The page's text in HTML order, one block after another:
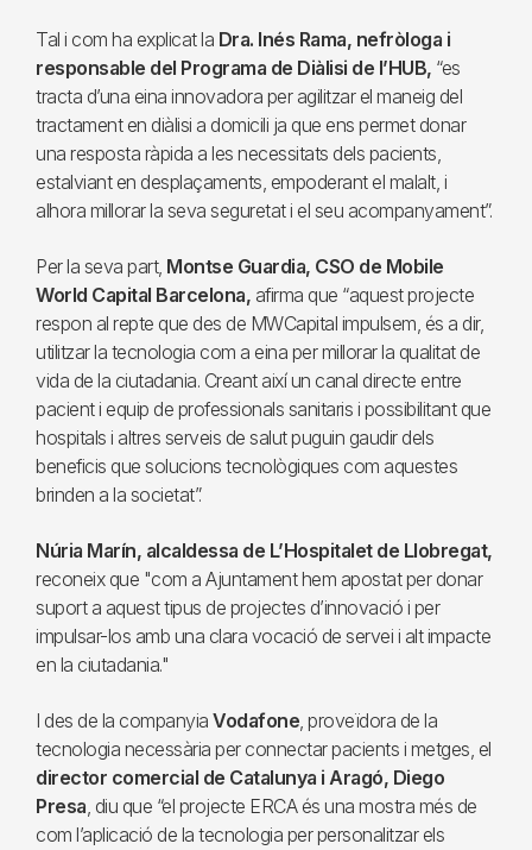
Tal i com ha explicat la Dra. Inés Rama, nefròloga i
responsable del Programa de Diàlisi de l’HUB, “es
tracta d’una eina innovadora per agilitzar el maneig del
tractament en diàlisi a domicili ja que ens permet donar
una resposta ràpida a les necessitats dels pacients,
estalviant en desplaçaments, empoderant el malalt, i
alhora millorar la seva seguretat i el seu acompanyament”.
Per la seva part, Montse Guardia, CSO de Mobile
World Capital Barcelona, afirma que “aquest projecte
respon al repte que des de MWCapital impulsem, és a dir,
utilitzar la tecnologia com a eina per millorar la qualitat de
vida de la ciutadania. Creant així un canal directe entre
pacient i equip de professionals sanitaris i possibilitant que
hospitals i altres serveis de salut puguin gaudir dels
beneficis que solucions tecnològiques com aquestes
brinden a la societat”.
Núria Marín, alcaldessa de L’Hospitalet de Llobregat,
reconeix que "com a Ajuntament hem apostat per donar
suport a aquest tipus de projectes d’innovació i per
impulsar-los amb una clara vocació de servei i alt impacte
en la ciutadania."
I des de la companyia Vodafone, proveïdora de la
tecnologia necessària per connectar pacients i metges, el
director comercial de Catalunya i Aragó, Diego
Presa, diu que “el projecte ERCA és una mostra més de
com l’aplicació de la tecnologia per personalitzar els